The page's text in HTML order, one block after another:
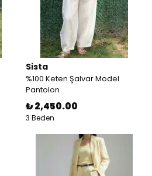
Sista
%100 Keten Şalvar Model
Pantolon
₺ 2,450.00
3 Beden